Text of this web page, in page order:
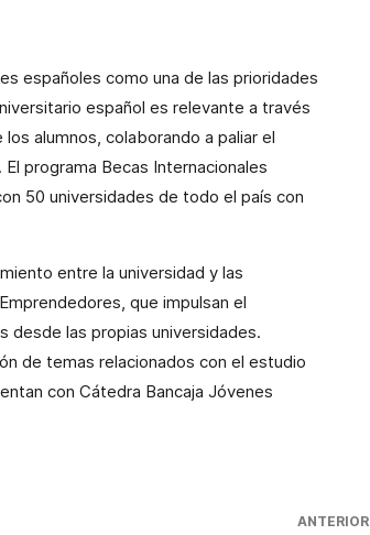
españoles como una de las prioridades
español es relevante a través
alumnos, colaborando a paliar el
programa Becas Internacionales
50 universidades de todo el país con
entre la universidad y las
que impulsan el
desde las propias universidades.
de temas relacionados con el estudio
con Cátedra Bancaja Jóvenes
ANTERIOR